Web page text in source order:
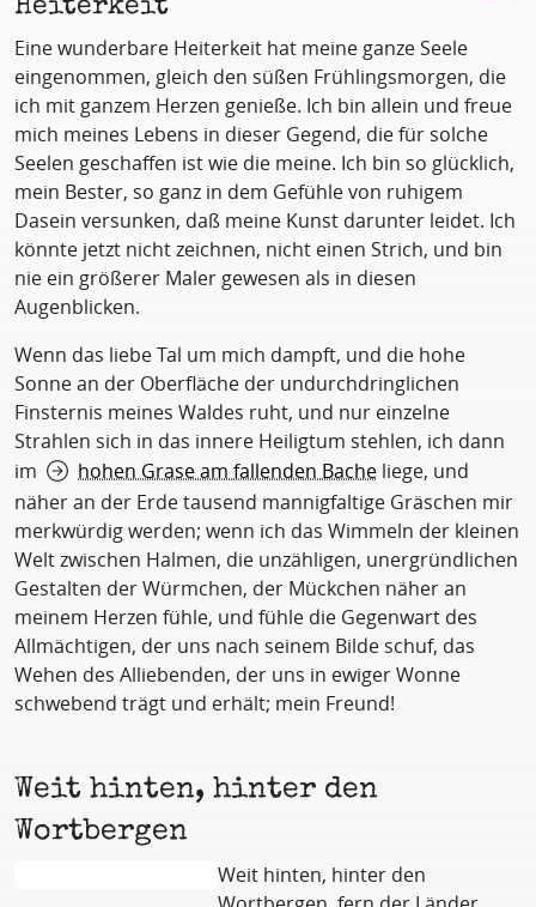
Eine wunderbare Heiterkeit hat meine ganze Seele
eingenommen, gleich den süßen Frühlingsmorgen, die
ich mit ganzem Herzen genieße. Ich bin allein und freue
mich meines Lebens in dieser Gegend, die für solche
Seelen geschaffen ist wie die meine. Ich bin so glücklich,
mein Bester, so ganz in dem Gefühle von ruhigem
Dasein versunken, daß meine Kunst darunter leidet. Ich
könnte jetzt nicht zeichnen, nicht einen Strich, und bin
nie ein größerer Maler gewesen als in diesen
Augenblicken.
Wenn das liebe Tal um mich dampft, und die hohe
Sonne an der Oberfläche der undurchdringlichen
Finsternis meines Waldes ruht, und nur einzelne
Strahlen sich in das innere Heiligtum stehlen, ich dann
im
hohen Grase am fallenden Bache liege, und
näher an der Erde tausend mannigfaltige Gräschen mir
merkwürdig werden; wenn ich das Wimmeln der kleinen
Welt zwischen Halmen, die unzähligen, unergründlichen
Gestalten der Würmchen, der Mückchen näher an
meinem Herzen fühle, und fühle die Gegenwart des
Allmächtigen, der uns nach seinem Bilde schuf, das
Wehen des Alliebenden, der uns in ewiger Wonne
schwebend trägt und erhält; mein Freund!
Weit hinten, hinter den
Wortbergen
Weit hinten, hinter den